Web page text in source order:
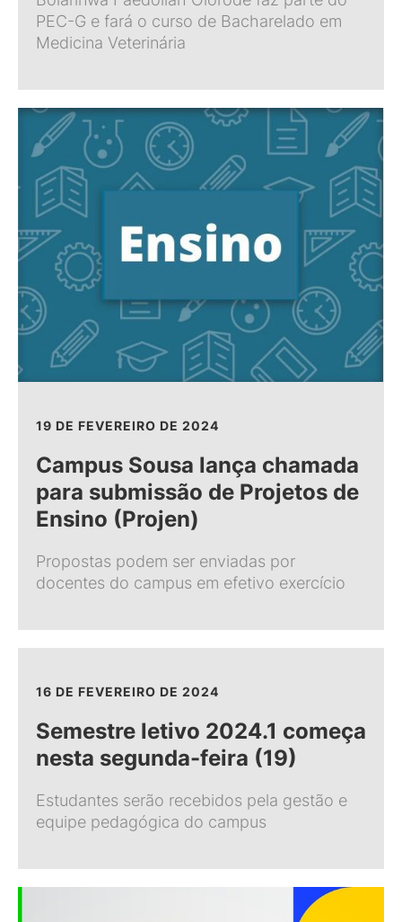
PEC-G e fará o curso de Bacharelado em
Medicina Veterinária
19 DE FEVEREIRO DE 2024
Campus Sousa lança chamada
para submissão de Projetos de
Ensino (Projen)
Propostas podem ser enviadas por
docentes do campus em efetivo exercício
16 DE FEVEREIRO DE 2024
Semestre letivo 2024.1 começa
nesta segunda-feira (19)
Estudantes serão recebidos pela gestão e
equipe pedagógica do campus